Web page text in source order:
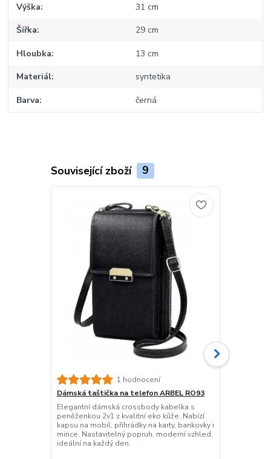
Výška 31 cm
Šířka 29 cm
Hloubka 13 cm
Materiál syntetika
Barva černá
Související zboží 9
1 hodnocení
Dámská taštička na telefon ARBEL RO93
Elegantní dámská crossbody kabelka s
peněženkou 2v1 z kvalitní eko kůže. Nabízí
kapsu na mobil, přihrádky na karty, bankovky i
mince. Nastavitelný popruh, moderní vzhled,
ideální na každý den.